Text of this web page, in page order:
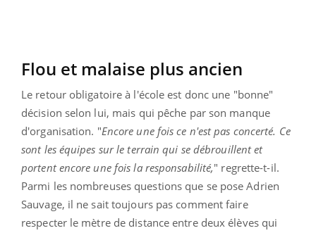
Flou et malaise plus ancien
Le retour obligatoire à l'école est donc une "bonne"
décision selon lui, mais qui pêche par son manque
d'organisation. "Encore une fois ce n'est pas concerté. Ce
sont les équipes sur le terrain qui se débrouillent et
portent encore une fois la responsabilité," regrette-t-il.
Parmi les nombreuses questions que se pose Adrien
Sauvage, il ne sait toujours pas comment faire
respecter le mètre de distance entre deux élèves qui